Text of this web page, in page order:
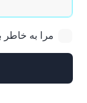
مرا به خاطر